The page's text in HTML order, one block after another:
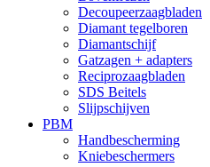
Decoupeerzaagbladen
Diamant tegelboren
Diamantschijf
Gatzagen + adapters
Reciprozaagbladen
SDS Beitels
Slijpschijven
PBM
Handbescherming
Kniebeschermers